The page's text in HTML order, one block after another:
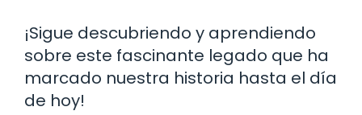
¡Sigue descubriendo y aprendiendo
sobre este fascinante legado que ha
marcado nuestra historia hasta el día
de hoy!